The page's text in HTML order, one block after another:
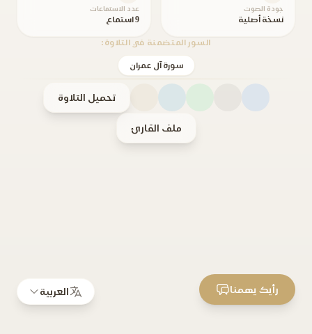
جودة الصوت
نسخة أصلية
عدد الاستماعات
9 استماع
السور المتضمنة في التلاوة:
سورة آل عمران
تحميل التلاوة
ملف القارئ
العربية رأيك يهمنا